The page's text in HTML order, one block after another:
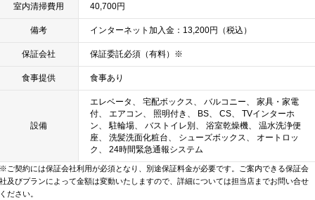
室内清掃費用 40,700円
備考 インターネット加入金：13,200円（税込）
保証会社 保証委託必須（有料）※
食事提供 食事あり
設備
エレベータ、 宅配ボックス、 バルコニー、 家具・家電
付、 エアコン、 照明付き、 BS、 CS、 TVインターホ
ン、 駐輪場、 バストイレ別、 浴室乾燥機、 温水洗浄便
座、 洗髪洗面化粧台、 シューズボックス、 オートロッ
ク、 24時間緊急通報システム
※ご契約には保証会社利用が必須となり、別途保証料金が必要です。ご案内できる保証会
社及びプランによって金額は変動いたしますので、詳細については担当店までお問い合せ
ください。